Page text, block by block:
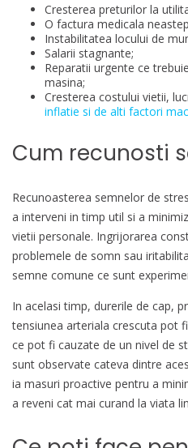
Cresterea preturilor la
O factura medicala
Instabilitatea locului de
Salarii stagnante;
Reparatii urgente ce
masina;
Cresterea costului vietii,
inflatie si de alti factori
Cum recunosti
Recunoasterea semnelor de
a interveni in timp util si a
vietii personale. Ingrijorarea
problemele de somn sau
semne comune ce sunt
In acelasi timp, durerile de cap,
tensiunea arteriala crescuta pot
ce pot fi cauzate de un nivel de
sunt observate cateva dintre
ia masuri proactive pentru a
a reveni cat mai curand la viata